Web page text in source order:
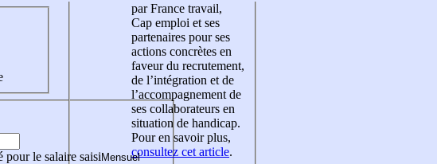
pour le salaire saisi
par France travail,
Cap emploi et ses
partenaires pour ses
actions concrètes en
faveur du recrutement,
de l’intégration et de
l’accompagnement de
ses collaborateurs en
situation de handicap.
Pour en savoir plus,
consultez cet article.